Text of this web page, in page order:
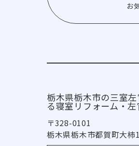
お
栃木県栃木市の三室
る寝室リフォーム・左
〒328-0101
栃木県栃木市都賀町大柿